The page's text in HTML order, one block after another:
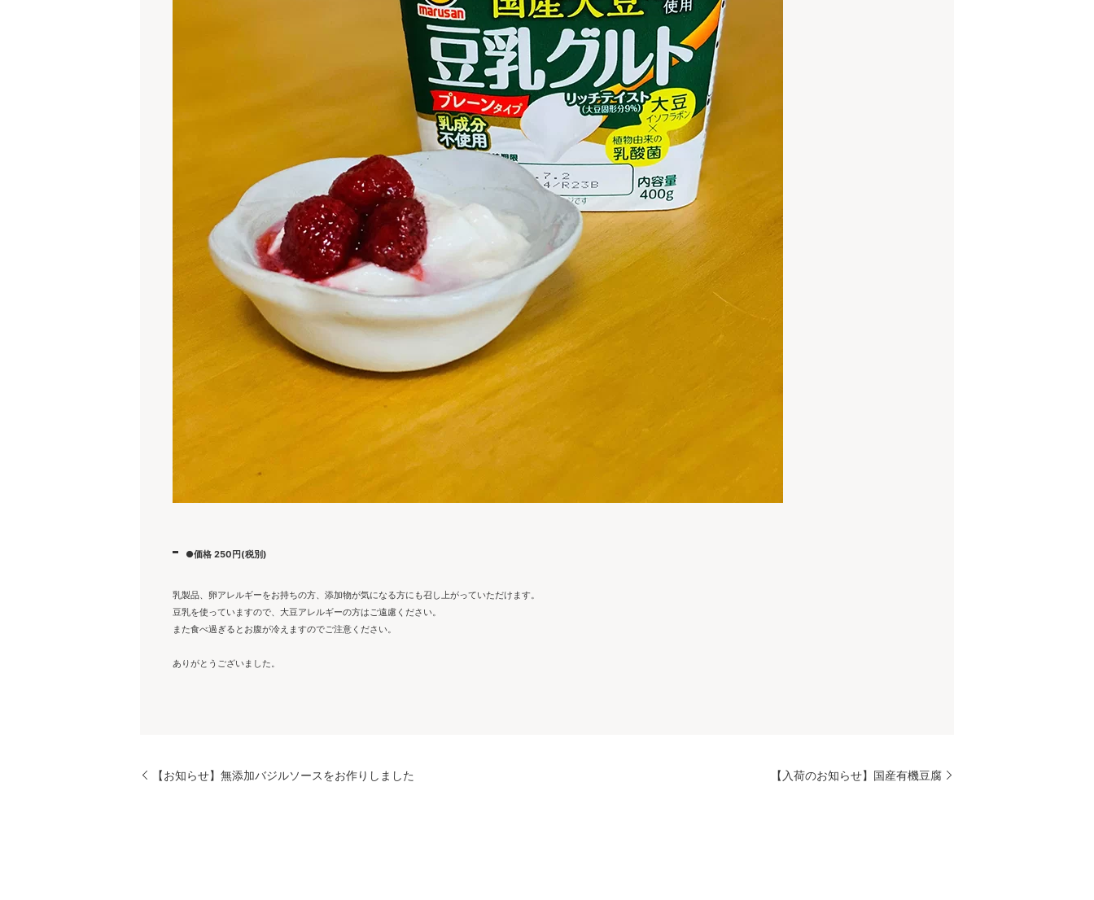
●価格 250円(税別)
乳製品、卵アレルギーをお持ちの方、添加物が気になる方にも召し上がっていただけます。
豆乳を使っていますので、大豆アレルギーの方はご遠慮ください。
また食べ過ぎるとお腹が冷えますのでご注意ください。
ありがとうございました。
【お知らせ】無添加バジルソースをお作りしました 【入荷のお知らせ】国産有機豆腐